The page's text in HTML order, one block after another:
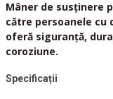
Mâner de susținere
către persoanele cu
oferă siguranță,
coroziune.
Specificații